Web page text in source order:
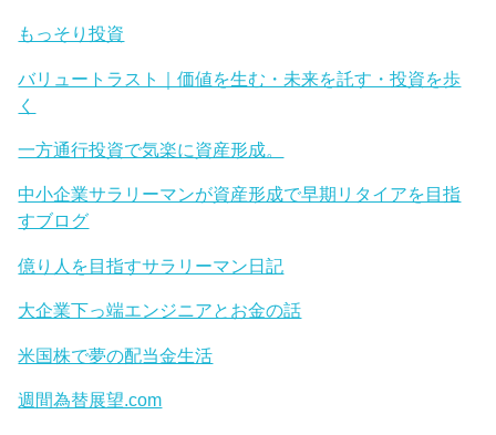
もっそり投資
バリュートラスト｜価値を生む・未来を託す・投資を歩
く
一方通行投資で気楽に資産形成。
中小企業サラリーマンが資産形成で早期リタイアを目指
すブログ
億り人を目指すサラリーマン日記
大企業下っ端エンジニアとお金の話
米国株で夢の配当金生活
週間為替展望.com